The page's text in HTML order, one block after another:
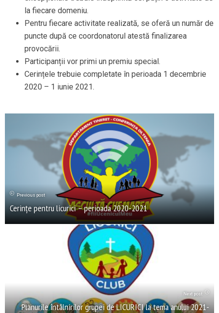
la fiecare domeniu.
Pentru fiecare activitate realizată, se oferă un număr de
puncte după ce coordonatorul atestă finalizarea
provocării.
Participanții vor primi un premiu special.
Cerințele trebuie completate în perioada 1 decembrie
2020 – 1 iunie 2021.
Previous post
Cerințe pentru licurici – perioada 2020-2021
Next post
Planurile întâlnirilor grupei de LICURICI la tema anului 2021-